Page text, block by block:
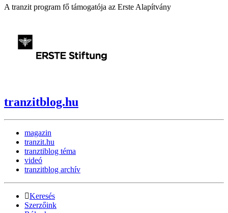
A tranzit program fő támogatója az Erste Alapítvány
tranzitblog.hu
magazin
tranzit.hu
tranztiblog téma
videó
tranzitblog archív
Keresés
Szerzőink